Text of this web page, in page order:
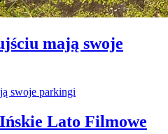
mają swoje
Lato Filmowe